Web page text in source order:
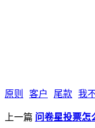
原则 客户 尾款 我
上一篇 问卷星投票怎